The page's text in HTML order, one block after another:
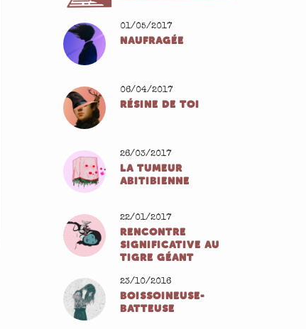
01/05/2017
NAUFRAGÉE
06/04/2017
RÉSINE DE TOI
26/03/2017
LA TUMEUR
ABITIBIENNE
22/01/2017
RENCONTRE
SIGNIFICATIVE AU
TIGRE GÉANT
23/10/2016
BOISSOINEUSE-
BATTEUSE